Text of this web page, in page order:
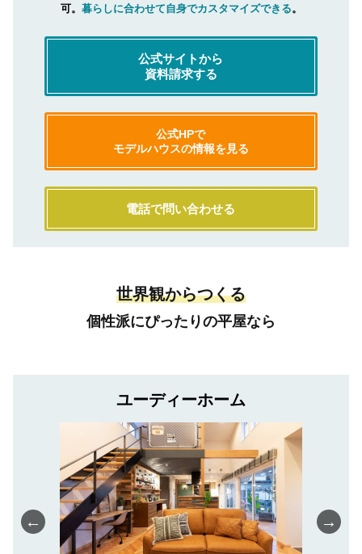
可。暮らしに合わせて自身でカスタマイズできる。
公式サイトから
資料請求する
公式HPで
モデルハウスの情報を見る
電話で問い合わせる
世界観からつくる
個性派にぴったりの平屋なら
ユーディーホーム
← →